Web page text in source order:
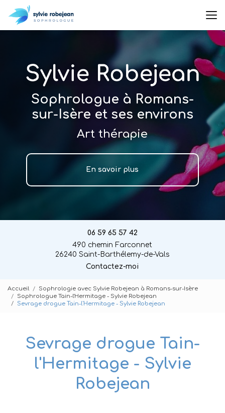
au
contenu
Sophrologue à Romans-
sur-Isère et ses environs
Art thérapie
En savoir plus
06 59 65 57 42
490 chemin Farconnet
26240 Saint-Barthélemy-de-Vals
Contactez-moi
Accueil
Sophrologie avec Sylvie Robejean à Romans-sur-Isère
Sophrologue Tain-l'Hermitage - Sylvie Robejean
Sevrage drogue Tain-l'Hermitage - Sylvie Robejean
Sevrage drogue Tain-
l'Hermitage - Sylvie
Robejean